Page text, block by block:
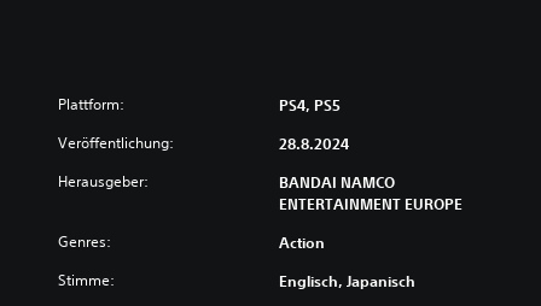
Plattform: PS4, PS5
Veröffentlichung: 28.8.2024
Herausgeber:
BANDAI NAMCO
ENTERTAINMENT EUROPE
Genres: Action
Stimme: Englisch, Japanisch